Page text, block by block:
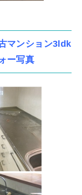
マンション3ldk
ー写真